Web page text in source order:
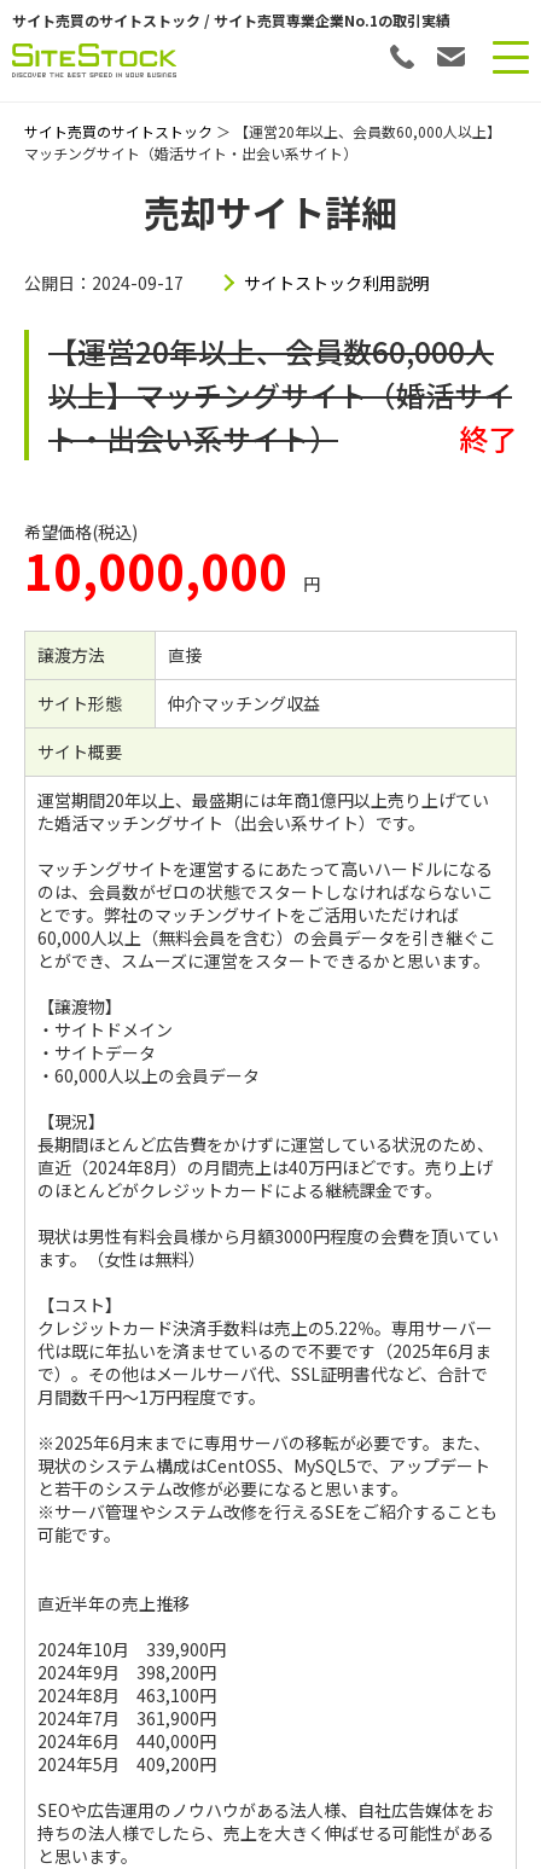
サイト売買のサイトストック / サイト売買専業企業No.1の取引実績
サイト売買のサイトストック ＞ 【運営20年以上、会員数60,000人以上】
マッチングサイト（婚活サイト・出会い系サイト）
売却サイト詳細
公開日：2024-09-17 サイトストック利用説明
【運営20年以上、会員数60,000人
以上】マッチングサイト（婚活サイ
ト・出会い系サイト）
終了
希望価格(税込)
10,000,000 円
譲渡方法
直接
サイト形態
仲介マッチング収益
サイト概要
運営期間20年以上、最盛期には年商1億円以上売り上げてい
た婚活マッチングサイト（出会い系サイト）です。
マッチングサイトを運営するにあたって高いハードルになる
のは、会員数がゼロの状態でスタートしなければならないこ
とです。弊社のマッチングサイトをご活用いただければ
60,000人以上（無料会員を含む）の会員データを引き継ぐこ
とができ、スムーズに運営をスタートできるかと思います。
【譲渡物】
・サイトドメイン
・サイトデータ
・60,000人以上の会員データ
【現況】
長期間ほとんど広告費をかけずに運営している状況のため、
直近（2024年8月）の月間売上は40万円ほどです。売り上げ
のほとんどがクレジットカードによる継続課金です。
現状は男性有料会員様から月額3000円程度の会費を頂いてい
ます。（女性は無料）
【コスト】
クレジットカード決済手数料は売上の5.22％。専用サーバー
代は既に年払いを済ませているので不要です（2025年6月ま
で）。その他はメールサーバ代、SSL証明書代など、合計で
月間数千円～1万円程度です。
※2025年6月末までに専用サーバの移転が必要です。また、
現状のシステム構成はCentOS5、MySQL5で、アップデート
と若干のシステム改修が必要になると思います。
※サーバ管理やシステム改修を行えるSEをご紹介することも
可能です。
直近半年の売上推移
2024年10月 339,900円
2024年9月 398,200円
2024年8月 463,100円
2024年7月 361,900円
2024年6月 440,000円
2024年5月 409,200円
SEOや広告運用のノウハウがある法人様、自社広告媒体をお
持ちの法人様でしたら、売上を大きく伸ばせる可能性がある
と思います。